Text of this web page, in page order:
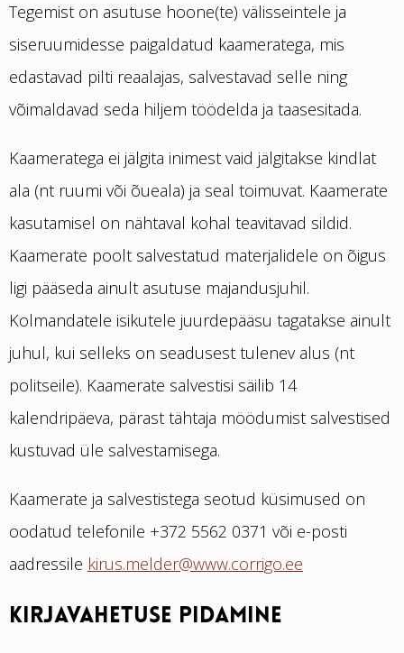
Tegemist on asutuse hoone(te) välisseintele ja
siseruumidesse paigaldatud kaameratega, mis
edastavad pilti reaalajas, salvestavad selle ning
võimaldavad seda hiljem töödelda ja taasesitada.
Kaameratega ei jälgita inimest vaid jälgitakse kindlat
ala (nt ruumi või õueala) ja seal toimuvat. Kaamerate
kasutamisel on nähtaval kohal teavitavad sildid.
Kaamerate poolt salvestatud materjalidele on õigus
ligi pääseda ainult asutuse majandusjuhil.
Kolmandatele isikutele juurdepääsu tagatakse ainult
juhul, kui selleks on seadusest tulenev alus (nt
politseile). Kaamerate salvestisi säilib 14
kalendripäeva, pärast tähtaja möödumist salvestised
kustuvad üle salvestamisega.
Kaamerate ja salvestistega seotud küsimused on
oodatud telefonile +372 5562 0371 või e-posti
aadressile kirus.melder@www.corrigo.ee
KIRJAVAHETUSE PIDAMINE